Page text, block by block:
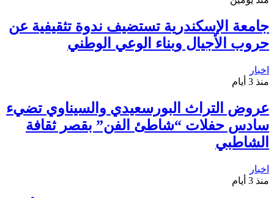
جامعة الإسكندرية تستضيف ندوة تثقيفية عن
حروب الأجيال وبناء الوعي الوطني
اخبار
منذ 3 أيام
عروض التراث البورسعيدي والسيناوي تضيء
سادس حفلات “شاطئ الفن” بقصر ثقافة
الشاطبي
اخبار
منذ 3 أيام